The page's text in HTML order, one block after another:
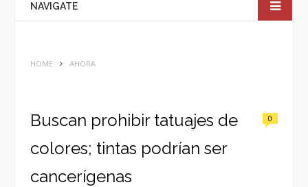
NAVIGATE
HOME AHORA
Buscan prohibir tatuajes de
colores; tintas podrían ser
cancerígenas
0